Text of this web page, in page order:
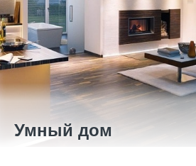
Умный дом